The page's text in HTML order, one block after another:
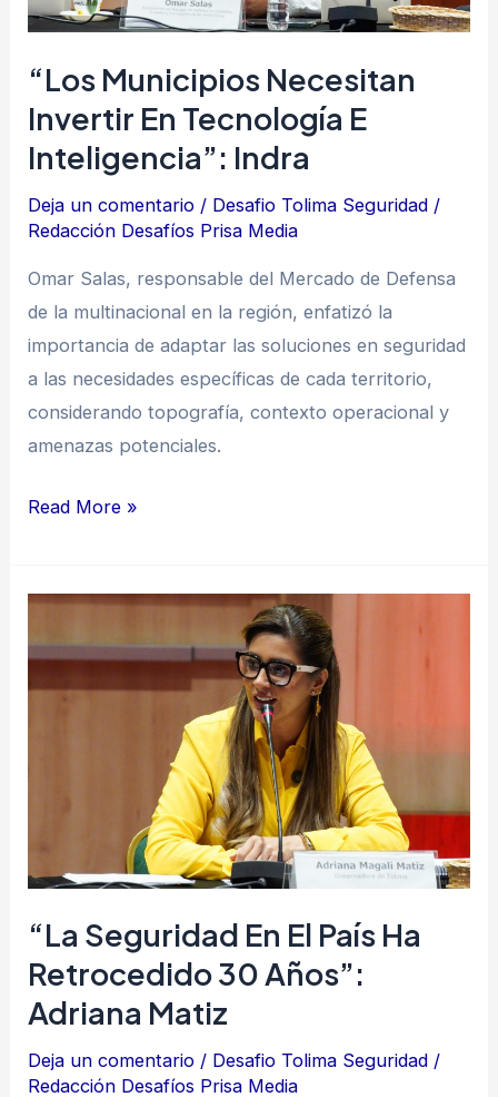
“Los Municipios Necesitan
Invertir En Tecnología E
Inteligencia”: Indra
Deja un comentario / Desafio Tolima Seguridad /
Redacción Desafíos Prisa Media
Omar Salas, responsable del Mercado de Defensa
de la multinacional en la región, enfatizó la
importancia de adaptar las soluciones en seguridad
a las necesidades específicas de cada territorio,
considerando topografía, contexto operacional y
amenazas potenciales.
Indra
Read More »
“La Seguridad En El País Ha
Retrocedido 30 Años”:
Adriana Matiz
Deja un comentario / Desafio Tolima Seguridad /
Redacción Desafíos Prisa Media
“La
seguridad
años”:
Matiz